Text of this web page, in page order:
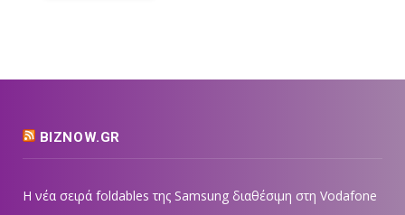
BIZNOW.GR
Η νέα σειρά foldables της Samsung διαθέσιμη στη Vodafone